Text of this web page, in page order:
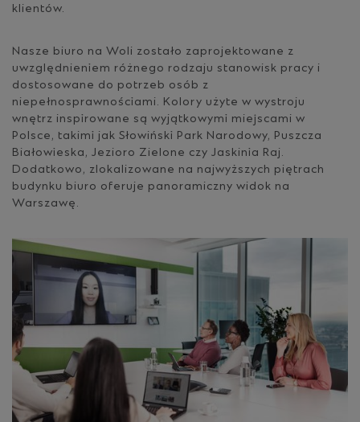
klientów.
Nasze biuro na Woli zostało zaprojektowane z
uwzględnieniem różnego rodzaju stanowisk pracy i
dostosowane do potrzeb osób z
niepełnosprawnościami. Kolory użyte w wystroju
wnętrz inspirowane są wyjątkowymi miejscami w
Polsce, takimi jak Słowiński Park Narodowy, Puszcza
Białowieska, Jezioro Zielone czy Jaskinia Raj.
Dodatkowo, zlokalizowane na najwyższych piętrach
budynku biuro oferuje panoramiczny widok na
Warszawę.